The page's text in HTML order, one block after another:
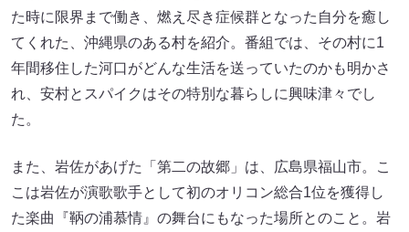
た時に限界まで働き、燃え尽き症候群となった自分を癒し
てくれた、沖縄県のある村を紹介。番組では、その村に1
年間移住した河口がどんな生活を送っていたのかも明かさ
れ、安村とスパイクはその特別な暮らしに興味津々でし
た。
また、岩佐があげた「第二の故郷」は、広島県福山市。こ
こは岩佐が演歌歌手として初のオリコン総合1位を獲得し
た楽曲『鞆の浦慕情』の舞台にもなった場所とのこと。岩